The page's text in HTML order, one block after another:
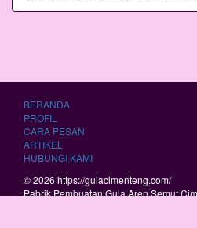
BERANDA
PROFIL
CARA PESAN
ARTIKEL
HUBUNGI KAMI
© 2026 https://gulacimenteng.com/
Pabrik Pembuatan Gula Aren Semut